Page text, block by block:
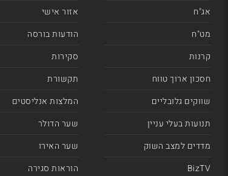
אג"ח
מט"ח
קרנות
חסכון ארוך טווח
שווקים גלובליים
תנועות בעלי עניין
מדדים למצב השוק
BizTV
אזור אישי
הודעות בורסה
סקירות
תקשורת
המלצות אנליסטים
שער הדולר
שער האירו
הוראות סגירה